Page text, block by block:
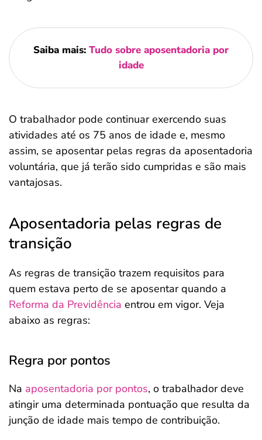
Saiba mais: Tudo sobre aposentadoria por
idade
O trabalhador pode continuar exercendo suas
atividades até os 75 anos de idade e, mesmo
assim, se aposentar pelas regras da aposentadoria
voluntária, que já terão sido cumpridas e são mais
vantajosas.
Aposentadoria pelas regras de
transição
As regras de transição trazem requisitos para
quem estava perto de se aposentar quando a
Reforma da Previdência entrou em vigor. Veja
abaixo as regras:
Regra por pontos
Na aposentadoria por pontos, o trabalhador deve
atingir uma determinada pontuação que resulta da
junção de idade mais tempo de contribuição.